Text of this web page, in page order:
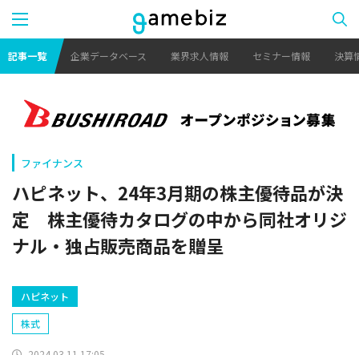
記事一覧 企業データベース 業界求人情報 セミナー情報 決算
ファイナンス
ハピネット、24年3月期の株主優待品が決
定 株主優待カタログの中から同社オリジ
ナル・独占販売商品を贈呈
ハピネット
株式